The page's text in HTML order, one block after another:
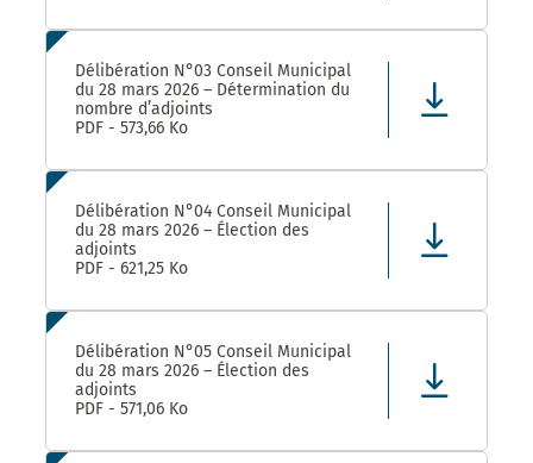
Délibération N°03 Conseil Municipal
du 28 mars 2026 – Détermination du
nombre d’adjoints
PDF - 573,66 Ko
Délibération N°04 Conseil Municipal
du 28 mars 2026 – Élection des
adjoints
PDF - 621,25 Ko
Délibération N°05 Conseil Municipal
du 28 mars 2026 – Élection des
adjoints
PDF - 571,06 Ko